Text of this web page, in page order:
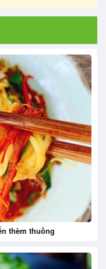
thèm thuồng